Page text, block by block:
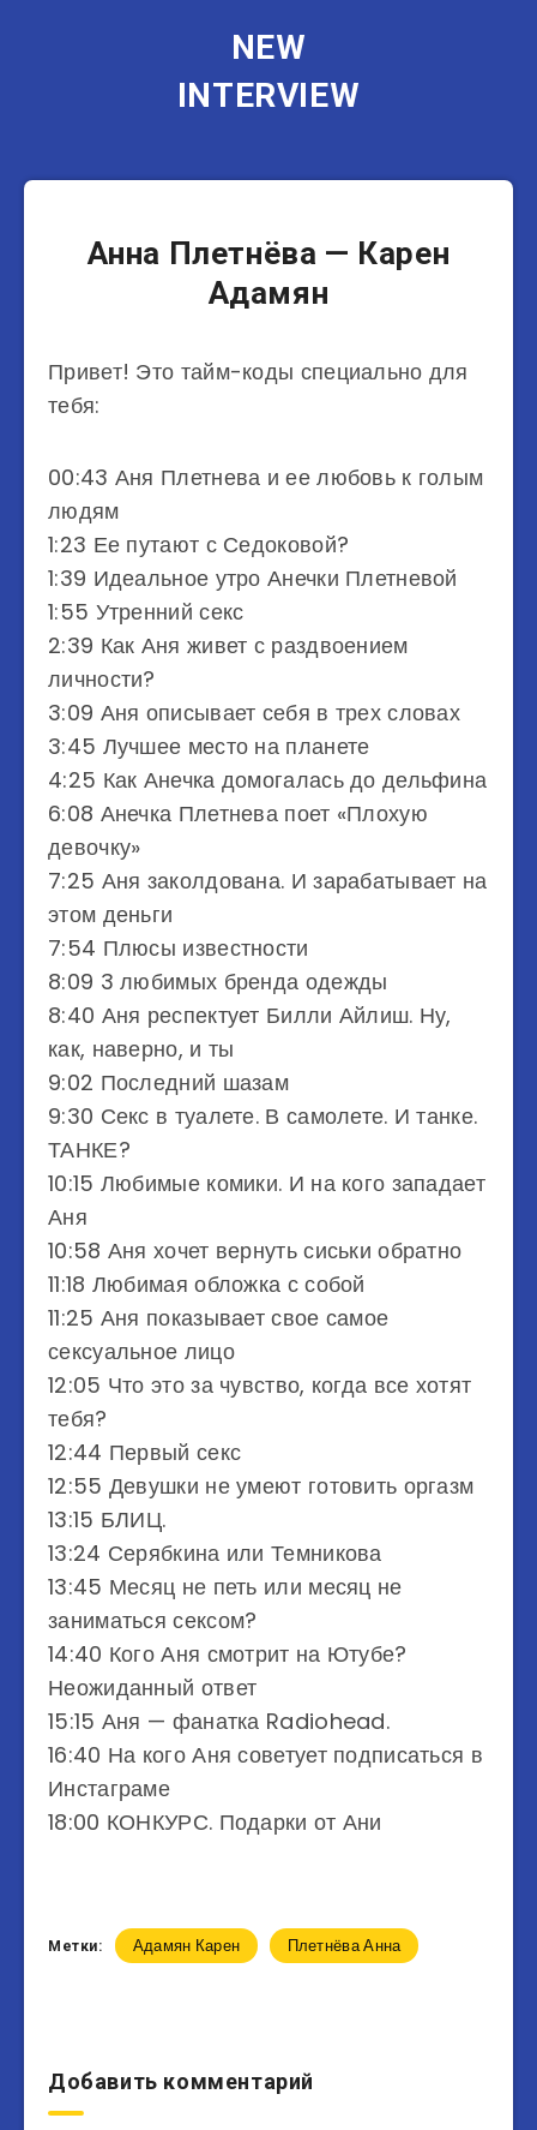
NEW
INTERVIEW
Музыканты
Анна Плетнёва — Карен
Адамян
Привет! Это тайм-коды специально для
тебя:
00:43 Аня Плетнева и ее любовь к голым
людям
1:23 Ее путают с Седоковой?
1:39 Идеальное утро Анечки Плетневой
1:55 Утренний секс
2:39 Как Аня живет с раздвоением
личности?
3:09 Аня описывает себя в трех словах
3:45 Лучшее место на планете
4:25 Как Анечка домогалась до дельфина
6:08 Анечка Плетнева поет «Плохую
девочку»
7:25 Аня заколдована. И зарабатывает на
этом деньги
7:54 Плюсы известности
8:09 3 любимых бренда одежды
8:40 Аня респектует Билли Айлиш. Ну,
как, наверно, и ты
9:02 Последний шазам
9:30 Секс в туалете. В самолете. И танке.
ТАНКЕ?
10:15 Любимые комики. И на кого западает
Аня
10:58 Аня хочет вернуть сиськи обратно
11:18 Любимая обложка с собой
11:25 Аня показывает свое самое
сексуальное лицо
12:05 Что это за чувство, когда все хотят
тебя?
12:44 Первый секс
12:55 Девушки не умеют готовить оргазм
13:15 БЛИЦ.
13:24 Серябкина или Темникова
13:45 Месяц не петь или месяц не
заниматься сексом?
14:40 Кого Аня смотрит на Ютубе?
Неожиданный ответ
15:15 Аня — фанатка Radiohead.
16:40 На кого Аня советует подписаться в
Инстаграме
18:00 КОНКУРС. Подарки от Ани
Метки: Адамян Карен Плетнёва Анна
Добавить комментарий